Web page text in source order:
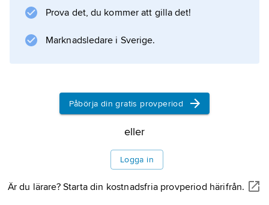
övre biflödena.
Prova det, du kommer att gilla det!
Marknadsledare i Sverige.
Påbörja din gratis provperiod
eller
Logga in
Är du lärare? Starta din kostnadsfria provperiod härifrån.